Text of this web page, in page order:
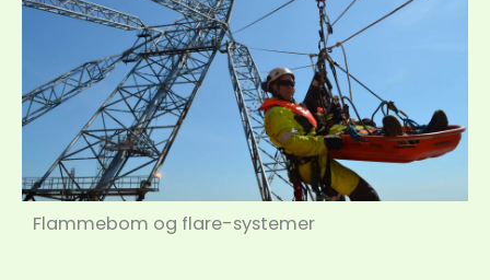
Flammebom og flare-systemer